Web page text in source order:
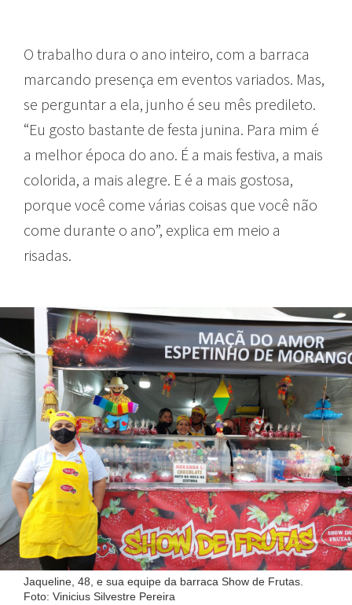
O trabalho dura o ano inteiro, com a barraca
marcando presença em eventos variados. Mas,
se perguntar a ela, junho é seu mês predileto.
“Eu gosto bastante de festa junina. Para mim é
a melhor época do ano. É a mais festiva, a mais
colorida, a mais alegre. E é a mais gostosa,
porque você come várias coisas que você não
come durante o ano”, explica em meio a
risadas.
Jaqueline, 48, e sua equipe da barraca Show de Frutas.
Foto: Vinicius Silvestre Pereira